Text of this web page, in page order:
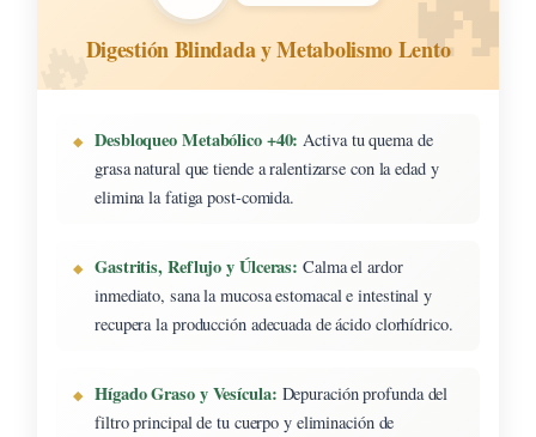
Digestión Blindada y Metabolismo Lento
Desbloqueo Metabólico +40: Activa tu quema de
grasa natural que tiende a ralentizarse con la edad y
elimina la fatiga post-comida.
Gastritis, Reflujo y Úlceras: Calma el ardor
inmediato, sana la mucosa estomacal e intestinal y
recupera la producción adecuada de ácido clorhídrico.
Hígado Graso y Vesícula: Depuración profunda del
filtro principal de tu cuerpo y eliminación de